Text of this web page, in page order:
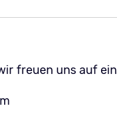
freuen uns auf